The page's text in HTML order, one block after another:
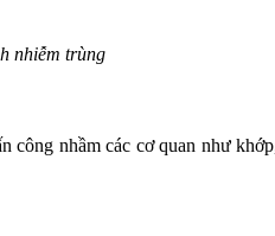
nhiễm trùng
công nhầm các cơ quan như